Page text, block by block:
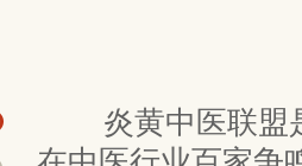
炎黄中医联盟是